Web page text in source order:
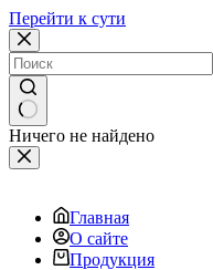
Перейти к сути
Ничего не найдено
Главная
О сайте
Продукция